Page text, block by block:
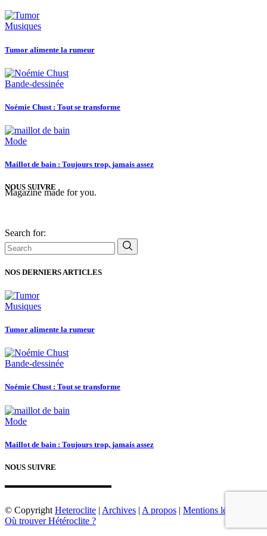
Musiques
Tumor alimente la rumeur
Bande-dessinée
Noémie Chust : Tout se transforme
Mode
Maillot de bain : Toujours trop, jamais assez
NOUS SUIVRE
Magazine made for you.
Search for:
NOS DERNIERS ARTICLES
Musiques
Tumor alimente la rumeur
Bande-dessinée
Noémie Chust : Tout se transforme
Mode
Maillot de bain : Toujours trop, jamais assez
NOUS SUIVRE
© Copyright Heteroclite | Archives | A propos | Mentions légales
Où trouver Hétéroclite ?